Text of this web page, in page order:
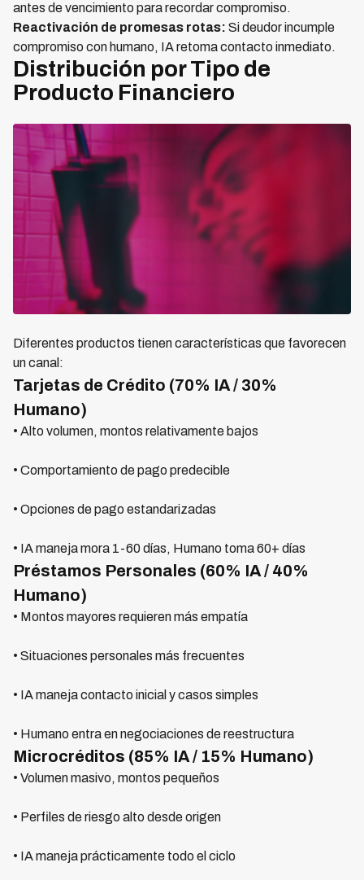
antes de vencimiento para recordar compromiso.
Reactivación de promesas rotas: Si deudor incumple
compromiso con humano, IA retoma contacto inmediato.
Distribución por Tipo de
Producto Financiero
Diferentes productos tienen características que favorecen
un canal:
Tarjetas de Crédito (70% IA / 30%
Humano)
• Alto volumen, montos relativamente bajos
• Comportamiento de pago predecible
• Opciones de pago estandarizadas
• IA maneja mora 1-60 días, Humano toma 60+ días
Préstamos Personales (60% IA / 40%
Humano)
• Montos mayores requieren más empatía
• Situaciones personales más frecuentes
• IA maneja contacto inicial y casos simples
• Humano entra en negociaciones de reestructura
Microcréditos (85% IA / 15% Humano)
• Volumen masivo, montos pequeños
• Perfiles de riesgo alto desde origen
• IA maneja prácticamente todo el ciclo